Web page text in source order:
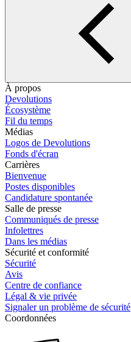
À propos
Devolutions
Écosystème
Fil du temps
Médias
Logos de Devolutions
Fonds d'écran
Carrières
Bienvenue
Postes disponibles
Candidature spontanée
Salle de presse
Communiqués de presse
Infolettres
Dans les médias
Sécurité et conformité
Sécurité
Avis
Centre de confiance
Légal & vie privée
Signaler un problème de sécurité
Coordonnées